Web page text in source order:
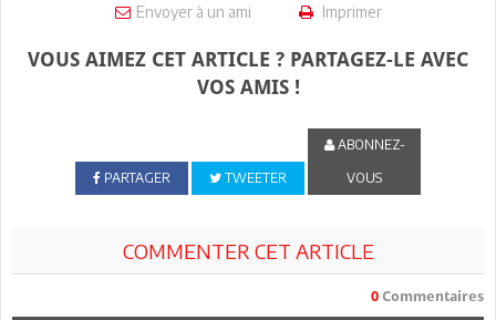
Envoyer à un ami Imprimer
VOUS AIMEZ CET ARTICLE ? PARTAGEZ-LE AVEC
VOS AMIS !
PARTAGER TWEETER
ABONNEZ-
VOUS
COMMENTER CET ARTICLE
0 Commentaires